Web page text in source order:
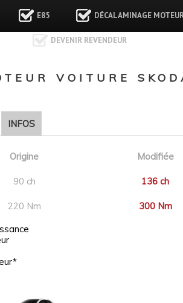
E85 DÉCALAMINAGE
DEVENIR REVENDEUR
VOITURE
INFOS
Origine Modifiée
90 ch 136 ch
220 Nm 300 Nm